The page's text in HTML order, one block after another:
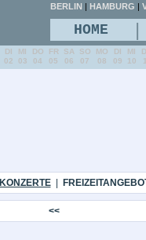
KONZERTE|
<<
BERLIN | HAMBURG |
HOME |
DI
02
MI
03
DO
04
FR
05
SA
06
SO
07
MO
08
DI
09
MI
10